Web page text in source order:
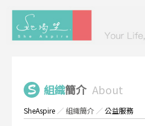
組織簡介 About
SheAspire ／組織簡介 ／公益服務